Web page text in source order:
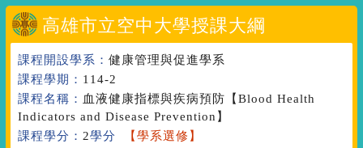
高雄市立空中大學授課大綱
課程開設學系： 健康管理與促進學系
課程學期： 114-2
課程名稱： 血液健康指標與疾病預防 【Blood Health
Indicators and Disease Prevention】
課程學分： 2學分
【學系選修】